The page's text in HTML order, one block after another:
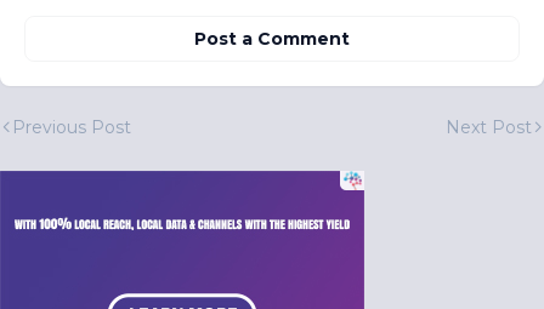
Post a Comment
Previous Post Next Post